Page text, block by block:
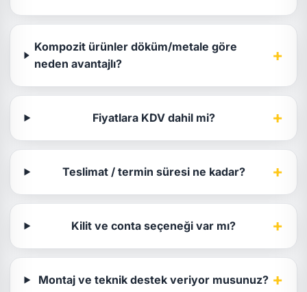
Kompozit ürünler döküm/metale göre
neden avantajlı?
+
Fiyatlara KDV dahil mi? +
Teslimat / termin süresi ne kadar? +
Kilit ve conta seçeneği var mı? +
Montaj ve teknik destek veriyor musunuz? +